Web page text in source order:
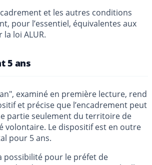
et les autres conditions
pour l’essentiel, équivalentes aux
loi ALUR.
5 ans
examiné en première lecture, rend
et précise que l’encadrement peut
partie seulement du territoire de
volontaire. Le dispositif est en outre
pour 5 ans.
possibilité pour le préfet de